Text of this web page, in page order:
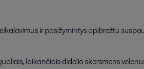
ir pasižymintys apibrėžtu
laikančiais didelio skersmens